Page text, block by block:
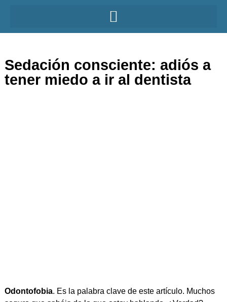
Sedación consciente: adiós a
tener miedo a ir al dentista
Odontofobia. Es la palabra clave de este artículo. Muchos